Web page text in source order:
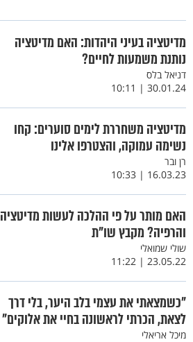
מדיטציה בעיני היהדות: האם מדיטציה
נותנת משמעות לחיים?
דניאל בלס
30.01.24 | 10:11
מדיטציה משחררת לימים סוערים: קחו
נשימה עמוקה, והצטרפו אלינו
רן ובר
16.03.23 | 10:33
האם מותר על פי ההלכה לעשות מדיטציה
והרפיה? מקבץ שו"ת
שולי שמואלי
23.05.22 | 11:22
"כשמצאתי את עצמי בלב היער, בלי דרך
לצאת, הכרתי לראשונה בחיי את אלוקים"
מיכל אריאלי